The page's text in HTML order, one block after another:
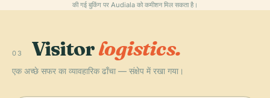
की गई बुकिंग पर Audiala को कमीशन मिल सकता है।
03 Visitorlogistics.
एक अच्छे सफर का व्यावहारिक ढाँचा — संक्षेप में रखा गया।